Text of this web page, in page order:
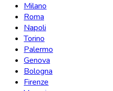
Milano
Roma
Napoli
Torino
Palermo
Genova
Bologna
Firenze